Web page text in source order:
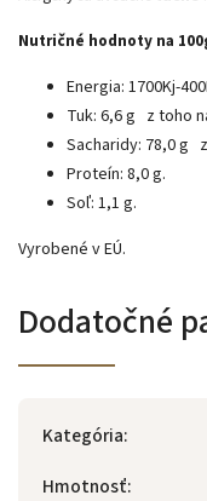
Nutričné ​​hodnoty na
Energia: 1700Kj-
Tuk: 6,6 g z toho
Sacharidy: 78,0 g
Proteín: 8,0 g.
Soľ: 1,1 g.
Vyrobené v EÚ.
Dodatočné
Kategória:
Hmotnosť: